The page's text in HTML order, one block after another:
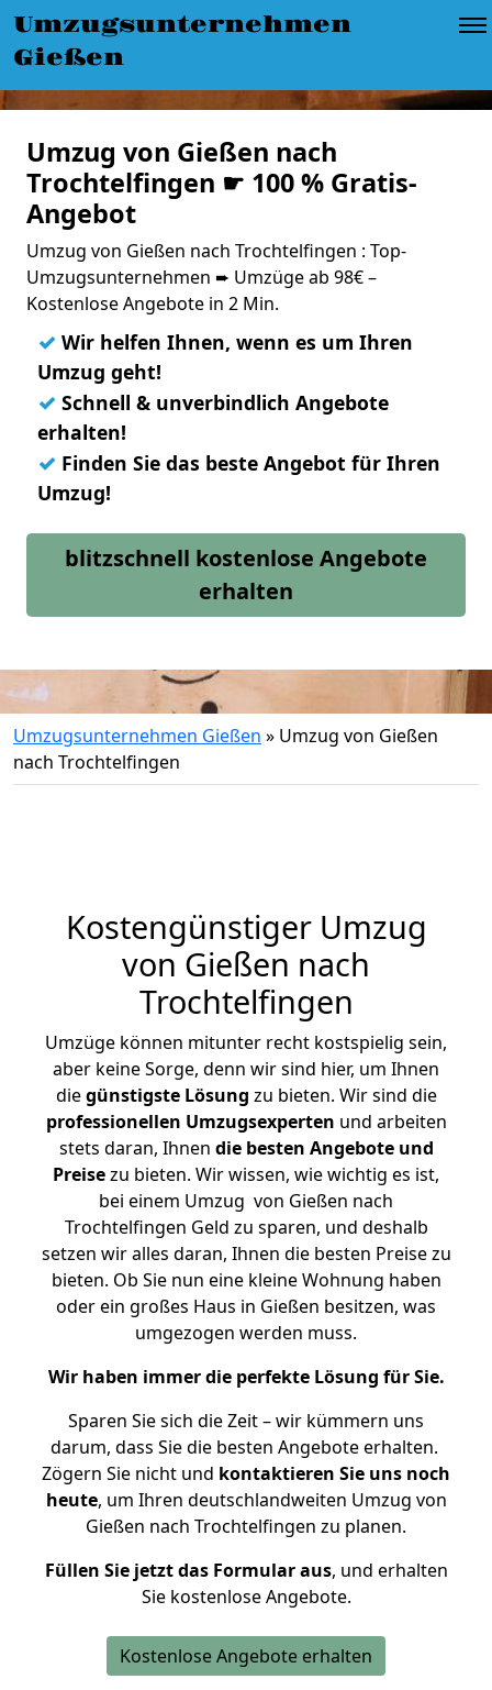
Umzugsunternehmen
Gießen
Umzug von Gießen nach
Trochtelfingen ☛ 100 % Gratis-
Angebot
Umzug von Gießen nach Trochtelfingen : Top-
Umzugsunternehmen ➨ Umzüge ab 98€ –
Kostenlose Angebote in 2 Min.
✓ Wir helfen Ihnen, wenn es um Ihren
Umzug geht!
✓ Schnell & unverbindlich Angebote
erhalten!
✓ Finden Sie das beste Angebot für Ihren
Umzug!
blitzschnell kostenlose Angebote
erhalten
Umzugsunternehmen Gießen » Umzug von Gießen
nach Trochtelfingen
Kostengünstiger Umzug
von Gießen nach
Trochtelfingen
Umzüge können mitunter recht kostspielig sein,
aber keine Sorge, denn wir sind hier, um Ihnen
diegünstigste Lösung zu bieten. Wir sind die
professionellen Umzugsexperten und arbeiten
stets daran, Ihnen die besten Angebote und
Preisezu bieten. Wir wissen, wie wichtig es ist,
bei einem Umzug von Gießen nach
Trochtelfingen Geld zu sparen, und deshalb
setzen wir alles daran, Ihnen die besten Preise zu
bieten. Ob Sie nun eine kleine Wohnung haben
oder ein großes Haus in Gießen besitzen, was
umgezogen werden muss.
Wir haben immer die perfekte Lösung für Sie.
Sparen Sie sich die Zeit – wir kümmern uns
darum, dass Sie die besten Angebote erhalten.
Zögern Sie nicht und kontaktieren Sie uns noch
heute, um Ihren deutschlandweiten Umzug von
Gießen nach Trochtelfingen zu planen.
Füllen Sie jetzt das Formular aus, und erhalten
Sie kostenlose Angebote.
Kostenlose Angebote erhalten